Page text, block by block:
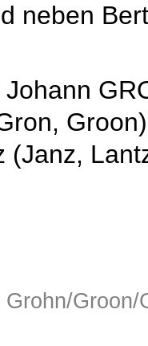
neben
(Janz,